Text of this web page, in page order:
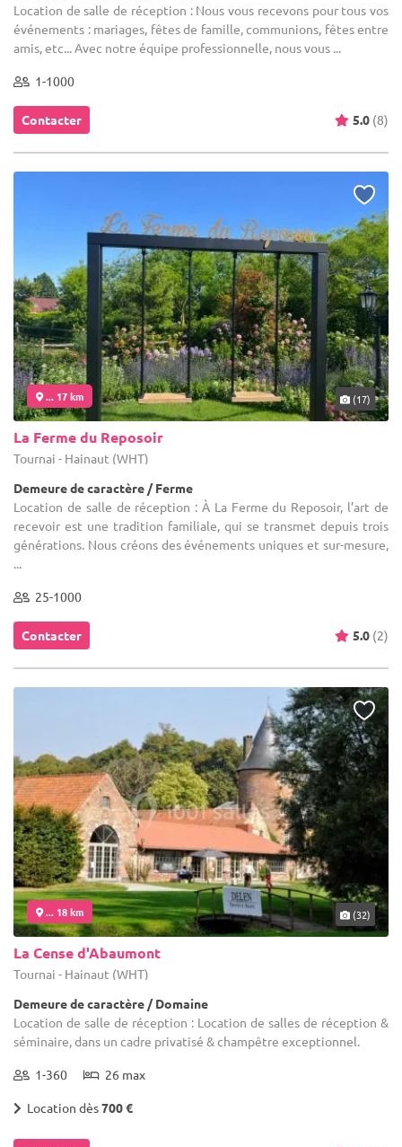
Location de salle de réception : Nous vous recevons pour tous vos
événements : mariages, fêtes de famille, communions, fêtes entre
amis, etc... Avec notre équipe professionnelle, nous vous ...
1-1000
Contacter 5.0 (8)
... 17 km (17)
La Ferme du Reposoir
Tournai - Hainaut (WHT)
Demeure de caractère / Ferme
Location de salle de réception : À La Ferme du Reposoir, l’art de
recevoir est une tradition familiale, qui se transmet depuis trois
générations. Nous créons des événements uniques et sur-mesure,
...
25-1000
Contacter 5.0 (2)
... 18 km (32)
La Cense d'Abaumont
Tournai - Hainaut (WHT)
Demeure de caractère / Domaine
Location de salle de réception : Location de salles de réception &
séminaire, dans un cadre privatisé & champêtre exceptionnel.
1-360 26 max
Location dès700 €